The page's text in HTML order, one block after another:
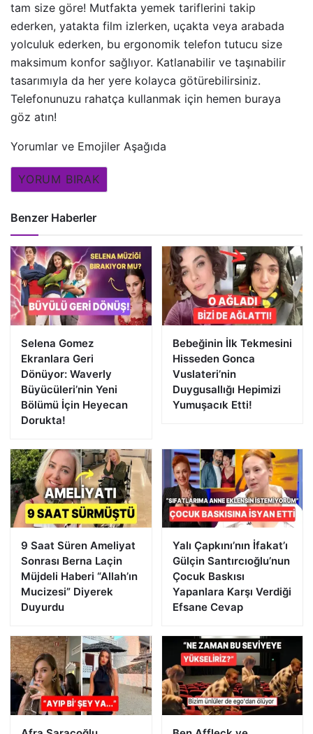
tam size göre! Mutfakta yemek tariflerini takip
ederken, yatakta film izlerken, uçakta veya arabada
yolculuk ederken, bu ergonomik telefon tutucu size
maksimum konfor sağlıyor. Katlanabilir ve taşınabilir
tasarımıyla da her yere kolayca götürebilirsiniz.
Telefonunuzu rahatça kullanmak için hemen buraya
göz atın!
Yorumlar ve Emojiler Aşağıda
YORUM BIRAK
Benzer Haberler
Selena Gomez
Ekranlara Geri
Dönüyor: Waverly
Büyücüleri’nin Yeni
Bölümü İçin Heyecan
Dorukta!
Bebeğinin İlk Tekmesini
Hisseden Gonca
Vuslateri’nin
Duygusallığı Hepimizi
Yumuşacık Etti!
9 Saat Süren Ameliyat
Sonrası Berna Laçin
Müjdeli Haberi “Allah’ın
Mucizesi” Diyerek
Duyurdu
Yalı Çapkını’nın İfakat’ı
Gülçin Santırcıoğlu’nun
Çocuk Baskısı
Yapanlara Karşı Verdiği
Efsane Cevap